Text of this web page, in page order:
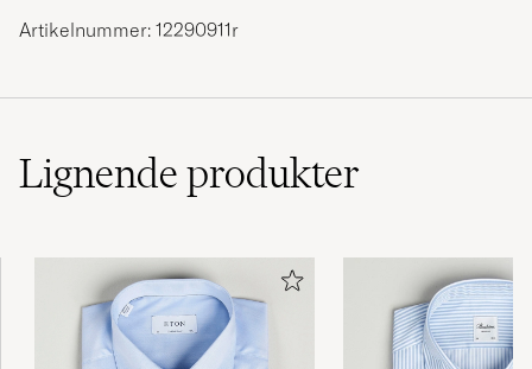
Artikelnummer: 12290911r
Lignendeprodukter